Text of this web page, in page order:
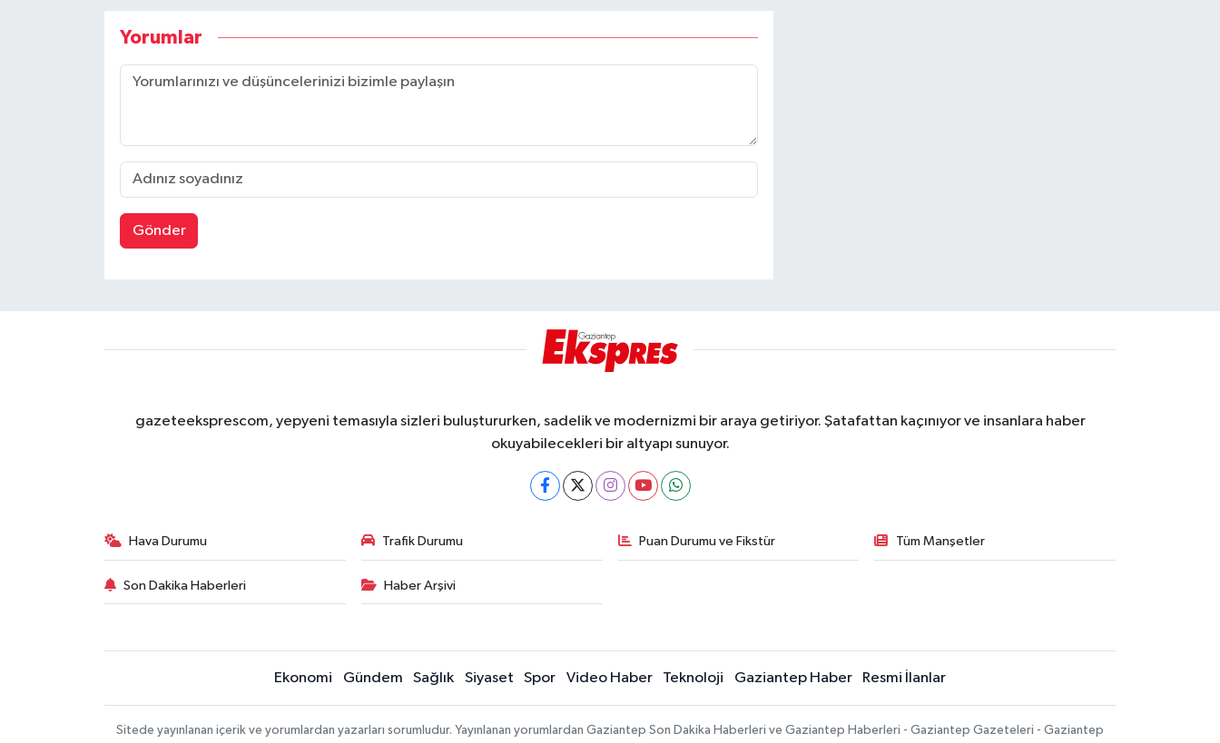
Yorumlar
Gönder
gazeteeksprescom, yepyeni temasıyla sizleri buluştururken, sadelik ve modernizmi bir araya getiriyor. Şatafattan kaçınıyor ve insanlara haber
okuyabilecekleri bir altyapı sunuyor.
Hava Durumu Trafik Durumu Puan Durumu ve Fikstür Tüm Manşetler
Son Dakika Haberleri Haber Arşivi
Ekonomi Gündem Sağlık Siyaset Spor Video Haber Teknoloji Gaziantep Haber Resmi İlanlar
Sitede yayınlanan içerik ve yorumlardan yazarları sorumludur. Yayınlanan yorumlardan Gaziantep Son Dakika Haberleri ve Gaziantep Haberleri - Gaziantep Gazeteleri - Gaziantep